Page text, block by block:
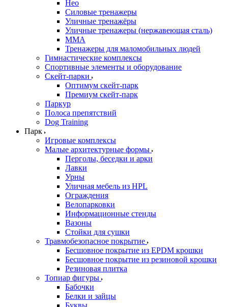
Нео
Силовые тренажеры
Уличные тренажёры
Уличные тренажеры (нержавеющая сталь)
ММА
Тренажеры для маломобильных людей
Гимнастические комплексы
Спортивные элементы и оборудование
Скейт-парки
Оптимум скейт-парк
Премиум скейт-парк
Паркур
Полоса препятствий
Dog Training
Парк
Игровые комплексы
Малые архитектурные формы
Перголы, беседки и арки
Лавки
Урны
Уличная мебель из HPL
Ограждения
Велопарковки
Информационные стенды
Вазоны
Стойки для сушки
Травмобезопасное покрытие
Бесшовное покрытие из EPDM крошки
Бесшовное покрытие из резиновой крошки
Резиновая плитка
Топиар фигуры
Бабочки
Белки и зайцы
Буквы